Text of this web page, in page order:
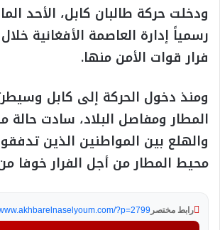
ودخلت حركة طالبان كابل، الأحد
رسمياً إدارة العاصمة الأفغانية
فرار قوات الأمن منها.
ومنذ دخول الحركة إلى كابل
المطار ومفاصل البلاد، سادت
والهلع بين المواطنين الذين
محيط المطار من أجل الفرار خوفا
رابط مختصر ?p=2799